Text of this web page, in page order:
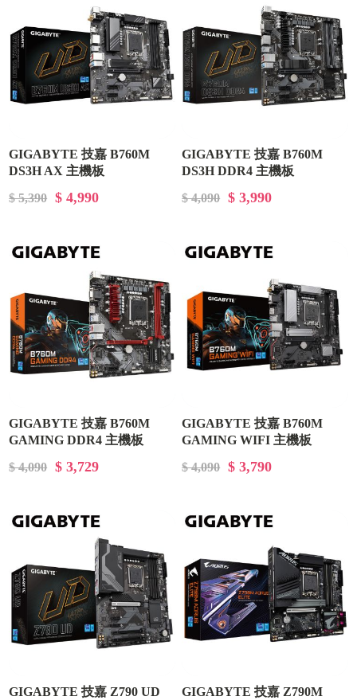
GIGABYTE 技嘉 B760M
DS3H AX 主機板
$ 5,390
$ 4,990
GIGABYTE 技嘉 B760M
DS3H DDR4 主機板
$ 4,090
$ 3,990
GIGABYTE 技嘉 B760M
GAMING DDR4 主機板
$ 4,090
$ 3,729
GIGABYTE 技嘉 B760M
GAMING WIFI 主機板
$ 4,090
$ 3,790
GIGABYTE 技嘉 Z790 UD
GIGABYTE 技嘉 Z790M